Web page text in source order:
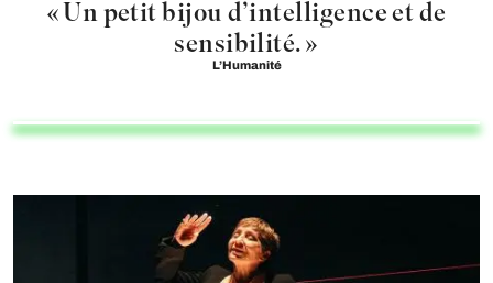
« Un petit bijou d’intelligence et de
sensibilité. »
L’Humanité